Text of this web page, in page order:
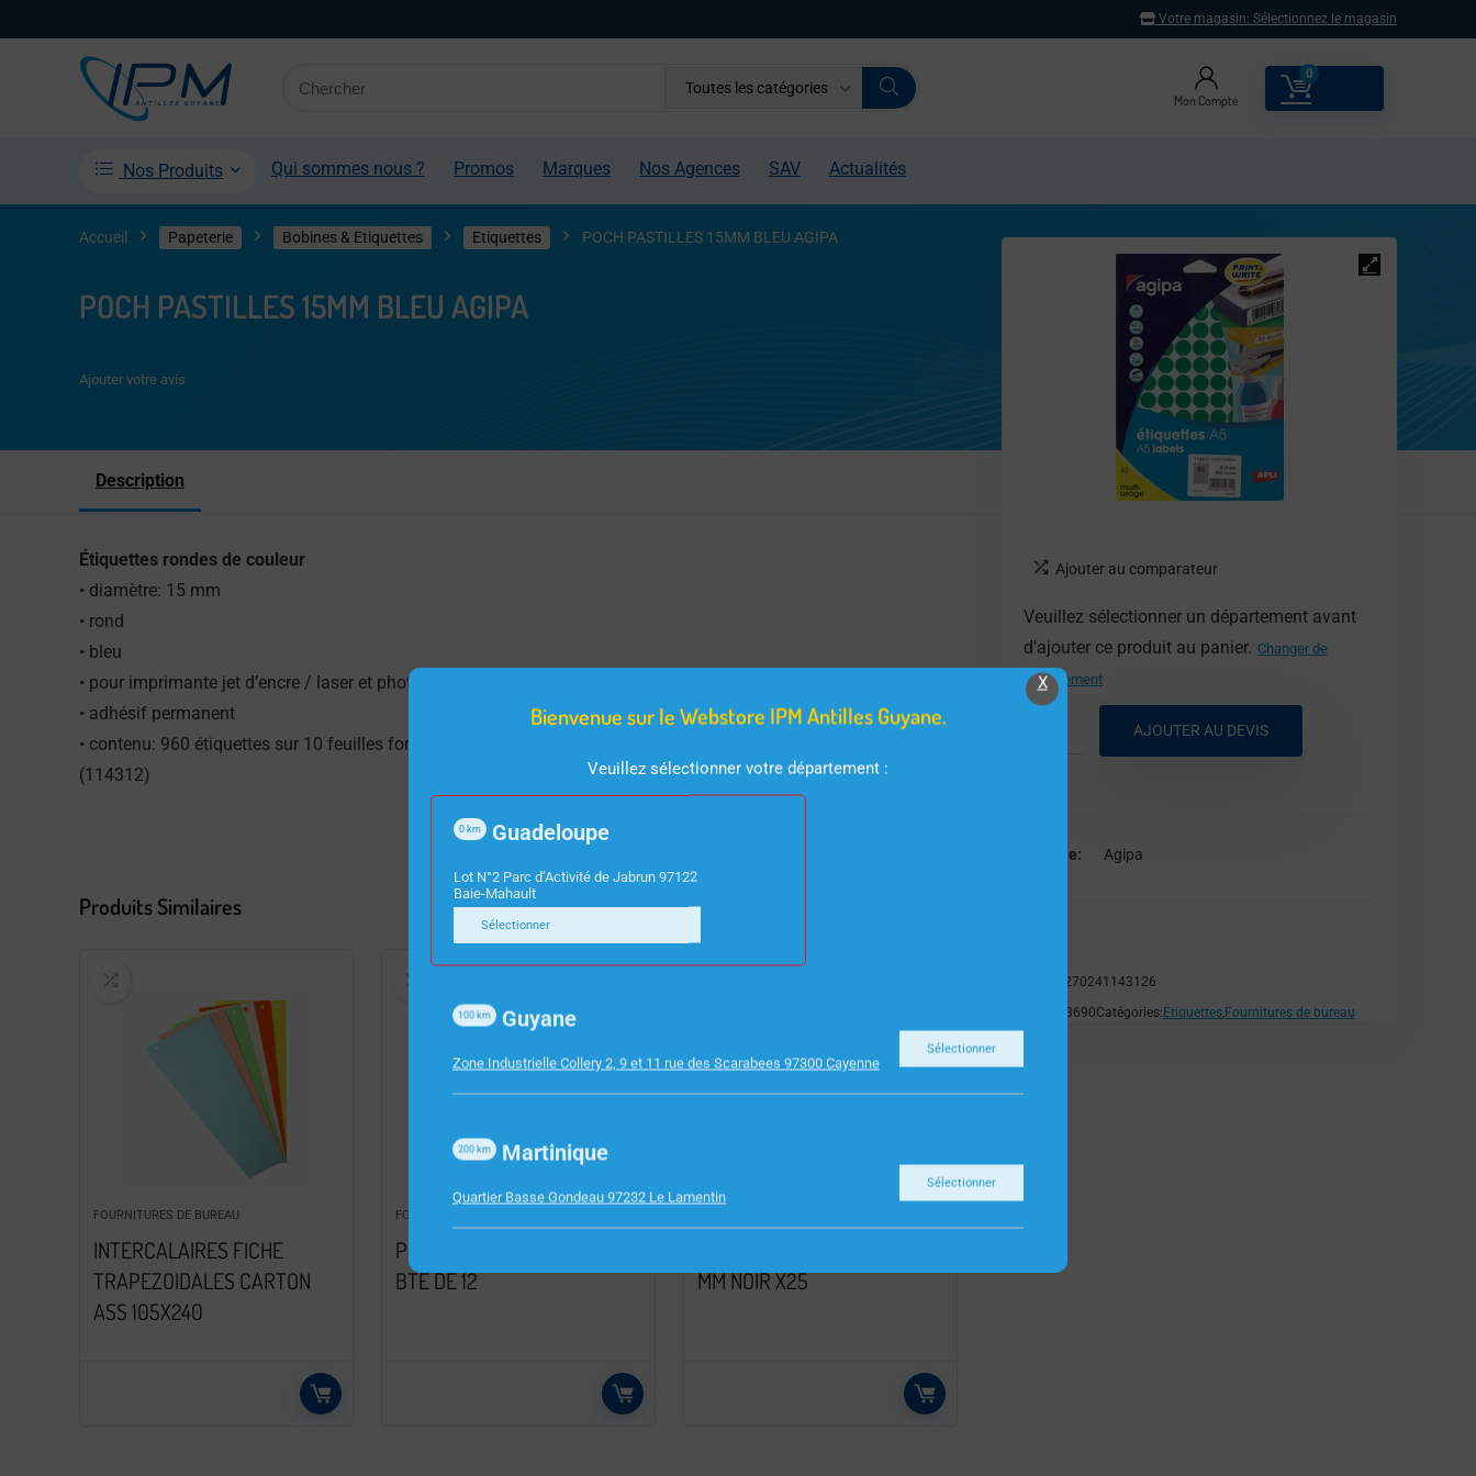
Votre magasin: Sélectionnez le magasin
Toutes les catégories
Mon Compte
0
Nos Produits Qui sommes nous ? Promos Marques Nos Agences SAV Actualités
Accueil Papeterie Bobines & Etiquettes Etiquettes POCH PASTILLES 15MM BLEU AGIPA
POCH PASTILLES 15MM BLEU AGIPA
Ajouter au comparateur
Veuillez sélectionner un département avant
d'ajouter ce produit au panier. Changer de
département
AJOUTER AU DEVIS
Marque Agipa
3270241143126
H3690Catégories:Etiquettes Fournitures de bureau
Ajouter votre avis
Description
Étiquettes rondes de couleur
• diamètre: 15 mm
• rond
• bleu
• pour imprimante jet d’encre / laser et photocopieuses
• adhésif permanent
• contenu: 960 étiquettes sur 10 feuilles format A5
(114312)
Produits Similaires
FOURNITURES DE BUREAU
INTERCALAIRES FICHE
TRAPEZOIDALES CARTON
ASS 105X240
FOURNITURES DE BUREAU
PINCE DOUBLE CLIP 25MM
BTE DE 12
MM NOIR X25
X
Bienvenue sur le Webstore IPM Antilles Guyane.
Veuillez sélectionner votre département :
Guadeloupe
0 km
Lot N°2 Parc d’Activité de Jabrun 97122
Baie-Mahault
Sélectionner
Guyane
100 km
Zone Industrielle Collery 2, 9 et 11 rue des Scarabees 97300 Cayenne
Sélectionner
Martinique
200 km
Quartier Basse Gondeau 97232 Le Lamentin
Sélectionner